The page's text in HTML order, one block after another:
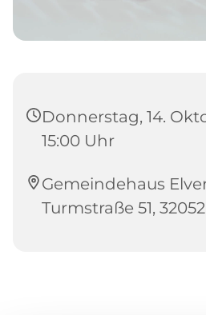
Donnerstag, 14.
15:00 Uhr
Gemeindehaus
Turmstraße 51,